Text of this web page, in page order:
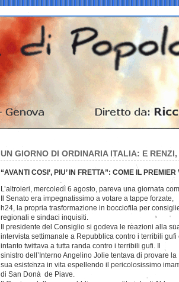
UN GIORNO DI ORDINARIA ITALIA: E
“AVANTI COSI’, PIU’ IN FRETTA”: COME IL
L’altroieri, mercoledì 6 agosto, pareva una giornata
Il Senato era impegnatissimo a votare a tappe forzate,
h24, la propria trasformazione in bocciofila per
regionali e sindaci inquisiti.
Il presidente del Consiglio si godeva le reazioni alla
intervista settimanale a Repubblica contro i terribili gufi
intanto twittava a tutta randa contro i terribili gufi. Il
sinistro dell’Interno Angelino Jolie tentava di provare la
sua esistenza in vita espellendo il pericolosissimo
di San Donà de Piave.